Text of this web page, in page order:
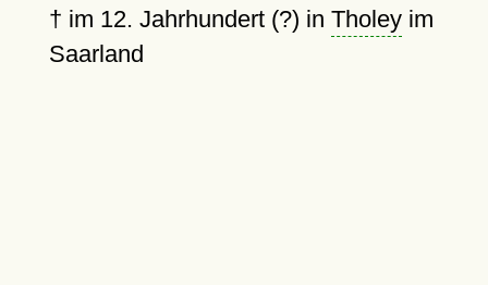
† im 12. Jahrhundert (?) in Tholeyim
Saarland